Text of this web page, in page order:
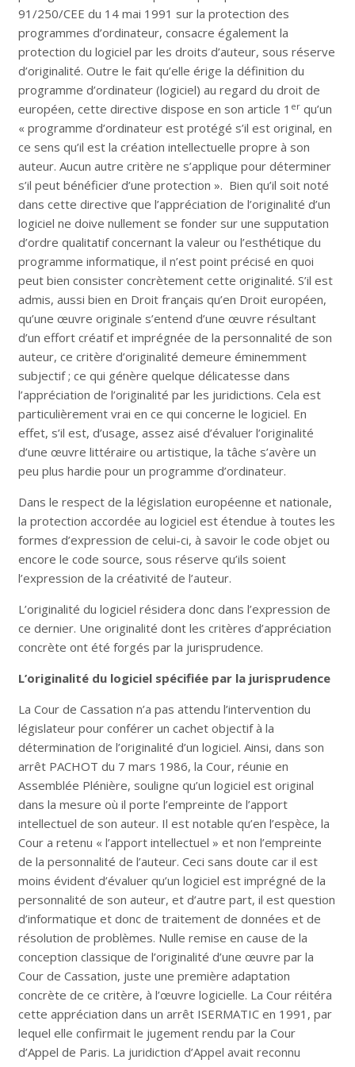
91/250/CEE du 14 mai 1991 sur la protection des
programmes d’ordinateur, consacre également la
protection du logiciel par les droits d’auteur, sous réserve
d’originalité. Outre le fait qu’elle érige la définition du
programme d’ordinateur (logiciel) au regard du droit de
européen, cette directive dispose en son article 1 erqu’un
« programme d’ordinateur est protégé s’il est original, en
ce sens qu’il est la création intellectuelle propre à son
auteur. Aucun autre critère ne s’applique pour déterminer
s’il peut bénéficier d’une protection ». Bien qu’il soit noté
dans cette directive que l’appréciation de l’originalité d’un
logiciel ne doive nullement se fonder sur une supputation
d’ordre qualitatif concernant la valeur ou l’esthétique du
programme informatique, il n’est point précisé en quoi
peut bien consister concrètement cette originalité. S’il est
admis, aussi bien en Droit français qu’en Droit européen,
qu’une œuvre originale s’entend d’une œuvre résultant
d’un effort créatif et imprégnée de la personnalité de son
auteur, ce critère d’originalité demeure éminemment
subjectif ; ce qui génère quelque délicatesse dans
l’appréciation de l’originalité par les juridictions. Cela est
particulièrement vrai en ce qui concerne le logiciel. En
effet, s’il est, d’usage, assez aisé d’évaluer l’originalité
d’une œuvre littéraire ou artistique, la tâche s’avère un
peu plus hardie pour un programme d’ordinateur.
Dans le respect de la législation européenne et nationale,
la protection accordée au logiciel est étendue à toutes les
formes d’expression de celui-ci, à savoir le code objet ou
encore le code source, sous réserve qu’ils soient
l’expression de la créativité de l’auteur.
L’originalité du logiciel résidera donc dans l’expression de
ce dernier. Une originalité dont les critères d’appréciation
concrète ont été forgés par la jurisprudence.
L’originalité du logiciel spécifiée par la jurisprudence
La Cour de Cassation n’a pas attendu l’intervention du
législateur pour conférer un cachet objectif à la
détermination de l’originalité d’un logiciel. Ainsi, dans son
arrêt PACHOT du 7 mars 1986, la Cour, réunie en
Assemblée Plénière, souligne qu’un logiciel est original
dans la mesure où il porte l’empreinte de l’apport
intellectuel de son auteur. Il est notable qu’en l’espèce, la
Cour a retenu « l’apport intellectuel » et non l’empreinte
de la personnalité de l’auteur. Ceci sans doute car il est
moins évident d’évaluer qu’un logiciel est imprégné de la
personnalité de son auteur, et d’autre part, il est question
d’informatique et donc de traitement de données et de
résolution de problèmes. Nulle remise en cause de la
conception classique de l’originalité d’une œuvre par la
Cour de Cassation, juste une première adaptation
concrète de ce critère, à l’œuvre logicielle. La Cour réitéra
cette appréciation dans un arrêt ISERMATIC en 1991, par
lequel elle confirmait le jugement rendu par la Cour
d’Appel de Paris. La juridiction d’Appel avait reconnu